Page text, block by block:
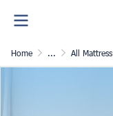
Home ... All Mattress